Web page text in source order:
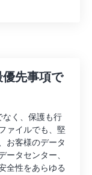
先事項で
なく、保護も行
ァイルでも、堅
お客様のデータ
ータセンター、
全性をあらゆる